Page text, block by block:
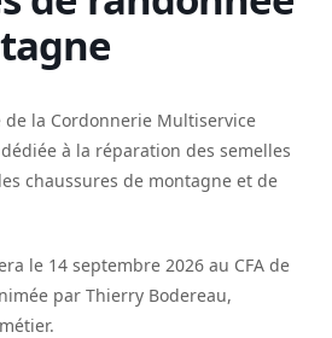
de la Cordonnerie Multiservice
à la réparation des semelles
chaussures de montagne et de
le 14 septembre 2026 au CFA de
par Thierry Bodereau,